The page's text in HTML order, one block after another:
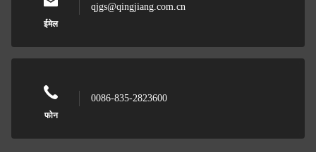
ईमेल
qjgs@qingjiang.com.cn
फोन
0086-835-2823600